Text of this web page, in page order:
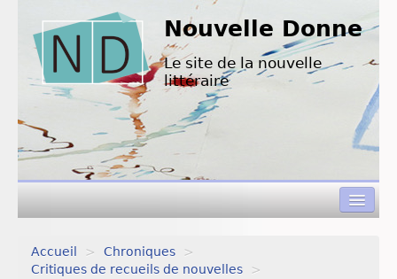
Nouvelle Donne
Le site de la nouvelle
littéraire
Concours de nouvelles
Accueil > Chroniques
>
Critiques de recueils de nouvelles
>